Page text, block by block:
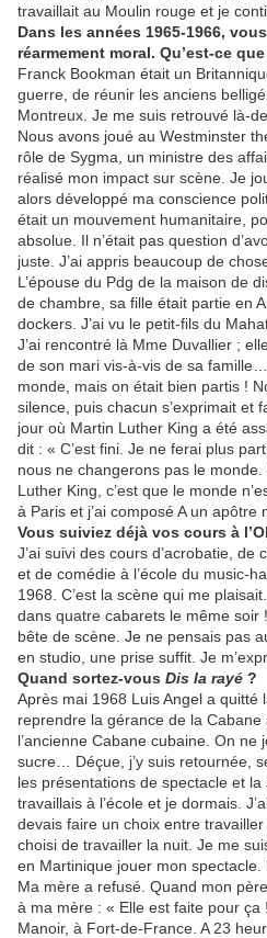
travaillait au Moulin rouge et je
Dans les années 1965-1966,
réarmement moral. Qu’est-ce
Franck Bookman était un
guerre, de réunir les anciens
Montreux. Je me suis retrouvé là-
Nous avons joué au Westminster
rôle de Sygma, un ministre des
réalisé mon impact sur scène. Je
alors développé ma conscience
était un mouvement humanitaire,
absolue. Il n’était pas question
juste. J’ai appris beaucoup de
L’épouse du Pdg de la maison de
de chambre, sa fille était partie en
dockers. J’ai vu le petit-fils du
J’ai rencontré là Mme Duvallier ;
de son mari vis-à-vis de sa
monde, mais on était bien partis !
silence, puis chacun s’exprimait et
jour où Martin Luther King a été
dit : « C’est fini. Je ne ferai plus
nous ne changerons pas le
Luther King, c’est que le monde
à Paris et j’ai composé A un apôtre
Vous suiviez déjà vos cours à
J’ai suivi des cours d’acrobatie,
et de comédie à l’école du music-
1968. C’est la scène qui me
dans quatre cabarets le même soir
bête de scène. Je ne pensais pas
en studio, une prise suffit. Je
Quand sortez-vous Dis la rayé ?
Après mai 1968 Luis Angel a quitté
reprendre la gérance de la Cabane
l’ancienne Cabane cubaine. On ne
sucre… Déçue, j’y suis retournée,
les présentations de spectacle et
travaillais à l’école et je dormais.
devais faire un choix entre
choisi de travailler la nuit. Je me
en Martinique jouer mon spectacle.
Ma mère a refusé. Quand mon
à ma mère : « Elle est faite pour
Manoir, à Fort-de-France. A 23